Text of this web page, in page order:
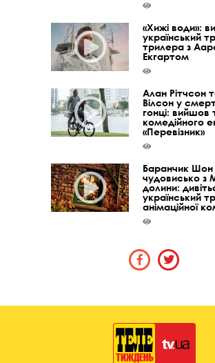
«Хижі води»:
український
трилера з
Екгартом
Алан Рітчсон
Вілсон у
гонці: вийшов
комедійного
«Перевізник»
Баранчик Шон
чудовисько з
долини:
український
анімаційної